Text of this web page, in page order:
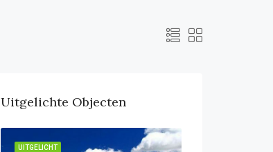
Uitgelichte Objecten
UITGELICHT